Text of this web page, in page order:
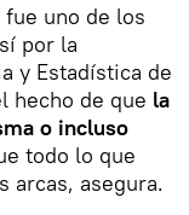
uno de los
por la
y Estadística de
hecho de que la
o incluso
todo lo que
arcas, asegura.